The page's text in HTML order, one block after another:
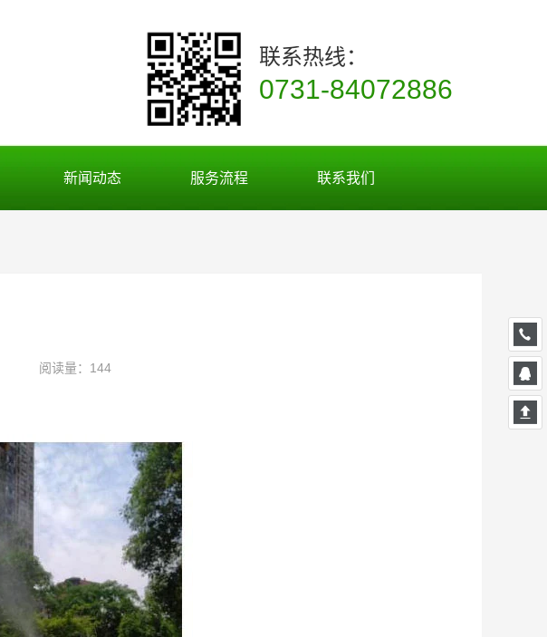
新闻动态 服务流程 联系我们
联系热线：
0731-84072886
阅读量：144